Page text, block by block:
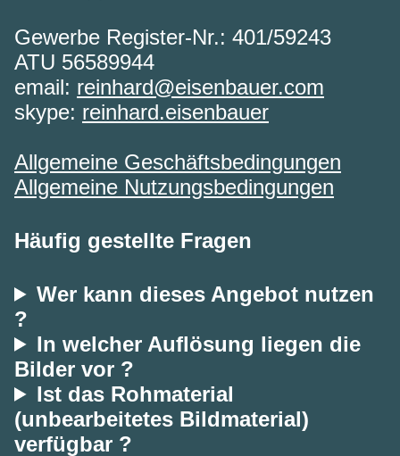
Gewerbe Register-Nr.: 401/59243
ATU 56589944
email: reinhard@eisenbauer.com
skype: reinhard.eisenbauer
Allgemeine Geschäftsbedingungen
Allgemeine Nutzungsbedingungen
Häufig gestellte Fragen
Wer kann dieses Angebot nutzen
?
In welcher Auflösung liegen die
Bilder vor ?
Ist das Rohmaterial
(unbearbeitetes Bildmaterial)
verfügbar ?